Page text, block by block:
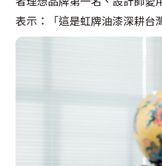
表示：「這是虹牌油漆深耕台